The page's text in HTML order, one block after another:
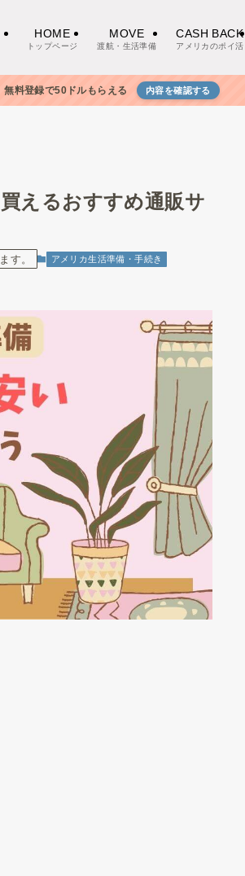
HOME
トップページ
MOVE
渡航・生活準備
CASH BACK
アメリカのポイ活
無料登録で50ドルもらえる 内容を確認する
えるおすすめ通販サ
す。 アメリカ生活準備・手続き